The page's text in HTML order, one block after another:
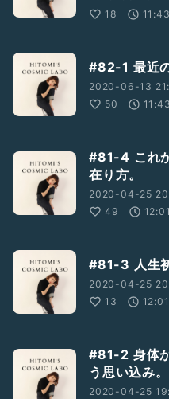
18
11:43
#82-1 最近
2020-06-13
50
11:43
#81-4 これ
在り方。
2020-04-25
49
12:01
#81-3 人生
2020-04-25
13
12:01
#81-2 身体
う思い込み。
2020-04-25